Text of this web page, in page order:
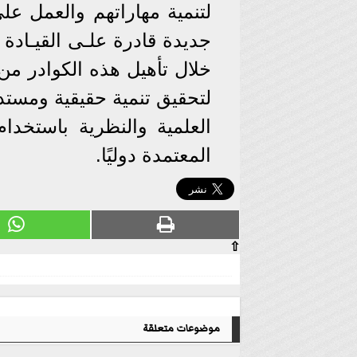
لتنمية مهاراتهم والعمل
جديدة قادرة علـى
خلال تأهيل هذه الكوادر
لتحقيق تنمية حقيقية
العلمية والنظرية
المعتمدة دوليًا.
⇧
موضوعات متعلقة